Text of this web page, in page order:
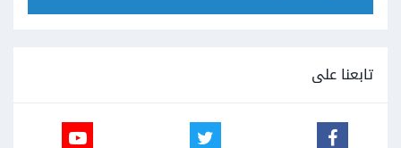
تابعنا على